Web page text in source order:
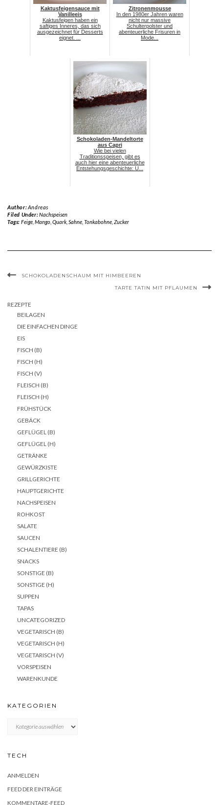
Kaktusfeigensauce mit
Vanilleeis
Kaktusfeigen haben ein
saftiges Inneres, das sich
ausgezeichnet für Desserts
eignet. ...
Zitronenmousse
In den 1980er Jahren waren
nicht nur massive
Schulterpolster und
abenteuerliche Frisuren in
Mode...
Schokoladen-Mandeltorte
aus Capri
Wie bei vielen
Traditionsspeisen, gibt es
auch hier eine abenteuerliche
Entstehungsgeschichte: U...
Author:Andreas
Filed Under:Nachspeisen
Tags: Feige, Mango, Quark, Sahne, Tonkabohne, Zucker
SCHOKOLADENSCHAUM MIT HIMBEEREN
TARTE TATIN MIT PFLAUMEN
REZEPTE
BEILAGEN
DIE EINFACHEN DINGE
EIS
FISCH (B)
FISCH (H)
FISCH (V)
FLEISCH (B)
FLEISCH (H)
FRÜHSTÜCK
GEBÄCK
GEFLÜGEL (B)
GEFLÜGEL (H)
GETRÄNKE
GEWÜRZKISTE
GRILLGERICHTE
HAUPTGERICHTE
NACHSPEISEN
ROHKOST
SALATE
SAUCEN
SCHALENTIERE (B)
SNACKS
SONSTIGE (B)
SONSTIGE (H)
SUPPEN
TAPAS
UNCATEGORIZED
VEGETARISCH (B)
VEGETARISCH (H)
VEGETARISCH (V)
VORSPEISEN
WARENKUNDE
KATEGORIEN
TECH
ANMELDEN
FEED DER EINTRÄGE
KOMMENTARE-FEED